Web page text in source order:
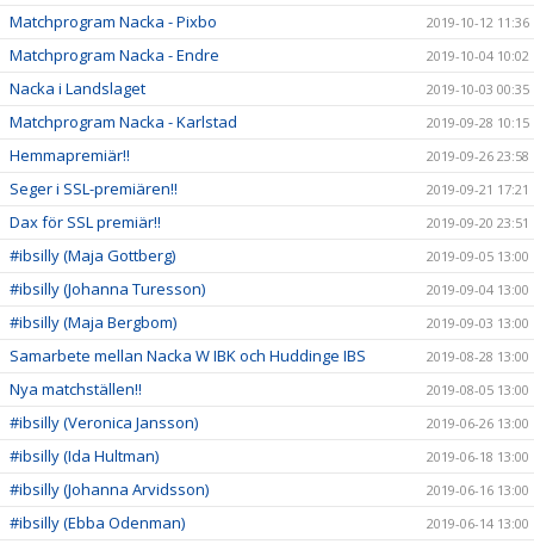
Matchprogram Nacka - Pixbo 2019-10-12 11:36
Matchprogram Nacka - Endre 2019-10-04 10:02
Nacka i Landslaget 2019-10-03 00:35
Matchprogram Nacka - Karlstad 2019-09-28 10:15
Hemmapremiär!! 2019-09-26 23:58
Seger i SSL-premiären!! 2019-09-21 17:21
Dax för SSL premiär!! 2019-09-20 23:51
#ibsilly (Maja Gottberg) 2019-09-05 13:00
#ibsilly (Johanna Turesson) 2019-09-04 13:00
#ibsilly (Maja Bergbom) 2019-09-03 13:00
Samarbete mellan Nacka W IBK och Huddinge IBS 2019-08-28 13:00
Nya matchställen!! 2019-08-05 13:00
#ibsilly (Veronica Jansson) 2019-06-26 13:00
#ibsilly (Ida Hultman) 2019-06-18 13:00
#ibsilly (Johanna Arvidsson) 2019-06-16 13:00
#ibsilly (Ebba Odenman) 2019-06-14 13:00